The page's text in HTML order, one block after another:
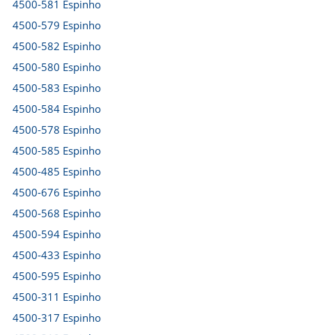
4500-581 Espinho
4500-579 Espinho
4500-582 Espinho
4500-580 Espinho
4500-583 Espinho
4500-584 Espinho
4500-578 Espinho
4500-585 Espinho
4500-485 Espinho
4500-676 Espinho
4500-568 Espinho
4500-594 Espinho
4500-433 Espinho
4500-595 Espinho
4500-311 Espinho
4500-317 Espinho